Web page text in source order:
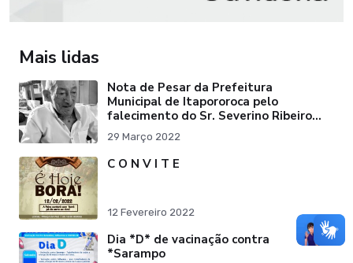
Mais lidas
Nota de Pesar da Prefeitura
Municipal de Itapororoca pelo
falecimento do Sr. Severino Ribeiro
da Silva "Pai do Ex-Prefei
29 Março 2022
C O N V I T E
12 Fevereiro 2022
Dia *D* de vacinação contra
*Sarampo